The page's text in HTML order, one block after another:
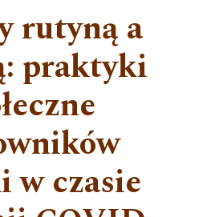
rutyną a
praktyki
w czasie